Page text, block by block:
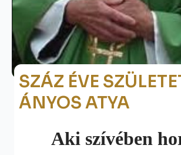
SZÁZ ÉVE
ÁNYOS ATYA
Aki szívében